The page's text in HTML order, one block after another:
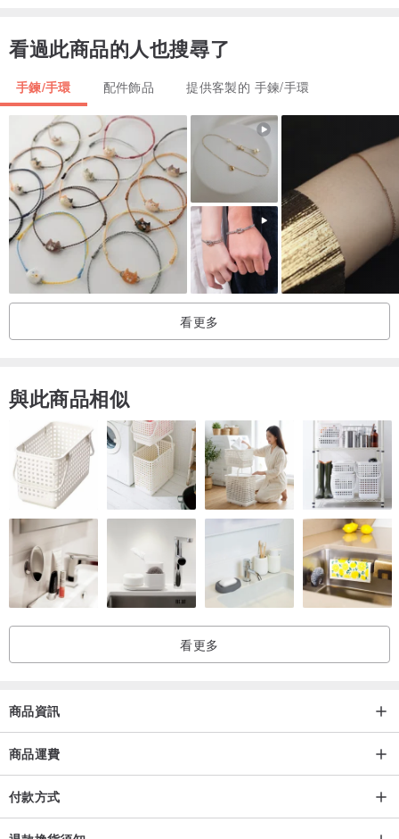
我們只賣頂級彩色寶石配石,淨度A++,切工excellent
一般統貨中只挑出頂尖貨，這種頂尖貨一般是國際大品牌才會使用,這
設計師,有多家寶石工廠資源,從中我們只賣其中最好的品質的寶石
如有需要證書單品,請私訊詢問
流程:
下單後我們會向國外廠商訂單開始配石製作並且寄送到台灣,因工廠在
國外需要20天左右,由於每次配單都是客製
細節:
默認手鍊17公分，需其他手圍調整請私訊
配好的寶石重量區間請以寶石尺寸為主。
看過此商品的人也搜尋了
手鍊/手環 配件飾品 提供客製的 手鍊/手環
看更多
與此商品相似
看更多
商品資訊
商品運費
付款方式